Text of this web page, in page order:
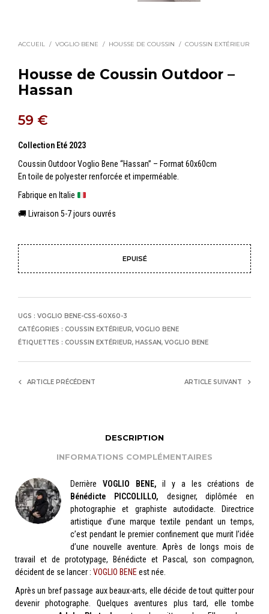
ACCUEIL / VOGLIO BENE / HOUSSE DE COUSSIN / COUSSIN EXTÉRIEUR
Housse de Coussin Outdoor –
Hassan
59 €
Collection Eté 2023
Coussin Outdoor Voglio Bene “Hassan” – Format 60x60cm
En toile de polyester renforcée et imperméable.
Fabrique en Italie
🚚 Livraison 5-7 jours ouvrés
EPUISÉ
UGS : VOGLIO BENE-CSS-60X60-3
CATÉGORIES : COUSSIN EXTÉRIEUR, VOGLIO BENE
ÉTIQUETTES : COUSSIN EXTÉRIEUR, HASSAN, VOGLIO BENE
ARTICLE PRÉCÉDENT ARTICLE SUIVANT
DESCRIPTION
INFORMATIONS COMPLÉMENTAIRES
Derrière VOGLIO BENE,il y a les créations de
Bénédicte PICCOLILLO, designer, diplômée en
photographie et graphiste autodidacte. Directrice
artistique d’une marque textile pendant un temps,
c’est pendant le premier confinement que murit l’idée
d’une nouvelle aventure. Après de longs mois de
travail et de prototypage, Bénédicte et Pascal, son compagnon,
décident de se lancer : VOGLIO BENEest née.
Après un bref passage aux beaux-arts, elle décide de tout quitter pour
devenir photographe. Quelques aventures plus tard, elle tombe